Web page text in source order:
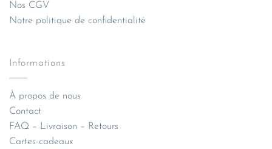
Nos CGV
Notre politique de confidentialité
Informations
À propos de nous
Contact
FAQ – Livraison – Retours
Cartes-cadeaux